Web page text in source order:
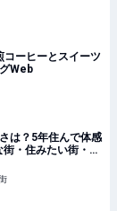
コーヒーとスイーツ
Web
は？5年住んで体感
・住みたい街・私